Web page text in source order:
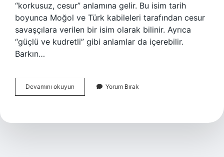
“korkusuz, cesur” anlamına gelir. Bu isim tarih
boyunca Moğol ve Türk kabileleri tarafından cesur
savaşçılara verilen bir isim olarak bilinir. Ayrıca
“güçlü ve kudretli” gibi anlamlar da içerebilir.
Barkın…
Devamını okuyun
Ismi
Gelir
Yorum Bırak